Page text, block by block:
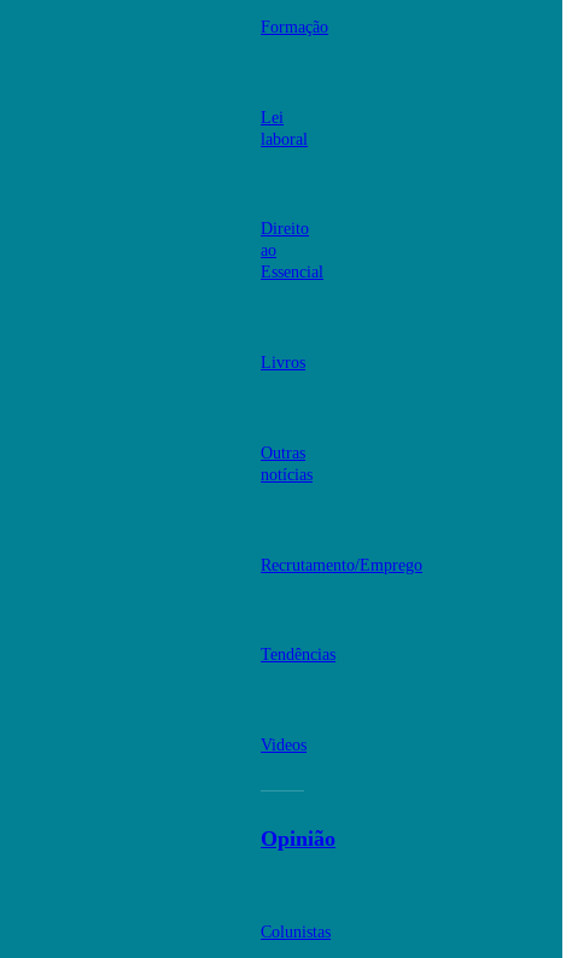
Formação
Lei
laboral
Direito
ao
Essencial
Livros
Outras
notícias
Recrutamento/Emprego
Tendências
Videos
Opinião
Colunistas